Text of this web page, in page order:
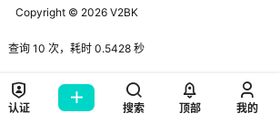
Copyright © 2026V2BK
查询 10 次，耗时 0.5428 秒
认证 搜索 顶部 我的